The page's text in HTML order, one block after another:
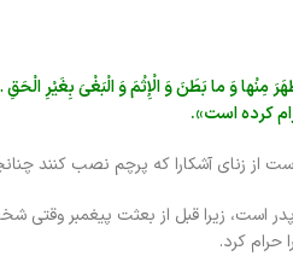
مِنْها وَ ما بَطَنَ وَ الْإِثْمَ وَ الْبَغْیَ بِغَیْرِ
کرده است‏».
از زناى آشکارا که پرچم نصب کنند
است، زیرا قبل از بعثت پیغمبر وقتى
حرام کرد.